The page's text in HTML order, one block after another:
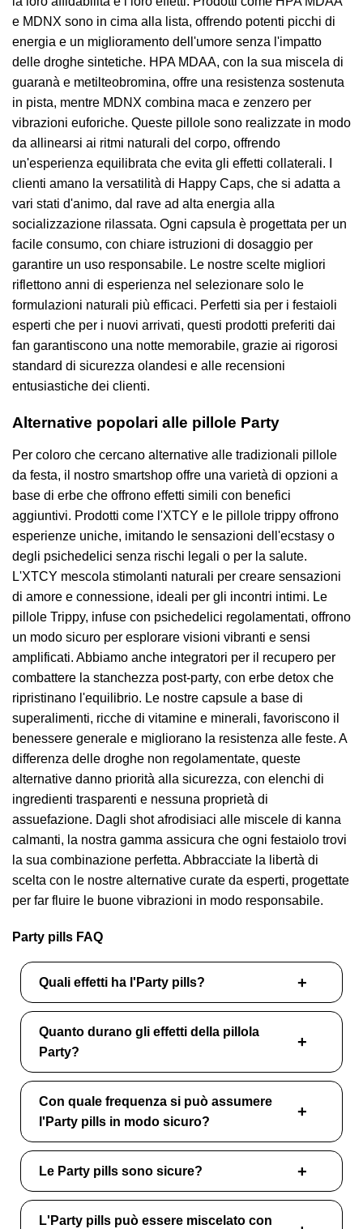
e MDNX sono in cima alla lista, offrendo potenti picchi di
energia e un miglioramento dell'umore senza l'impatto
delle droghe sintetiche. HPA MDAA, con la sua miscela di
guaranà e metilteobromina, offre una resistenza sostenuta
in pista, mentre MDNX combina maca e zenzero per
vibrazioni euforiche. Queste pillole sono realizzate in modo
da allinearsi ai ritmi naturali del corpo, offrendo
un'esperienza equilibrata che evita gli effetti collaterali. I
clienti amano la versatilità di Happy Caps, che si adatta a
vari stati d'animo, dal rave ad alta energia alla
socializzazione rilassata. Ogni capsula è progettata per un
facile consumo, con chiare istruzioni di dosaggio per
garantire un uso responsabile. Le nostre scelte migliori
riflettono anni di esperienza nel selezionare solo le
formulazioni naturali più efficaci. Perfetti sia per i festaioli
esperti che per i nuovi arrivati, questi prodotti preferiti dai
fan garantiscono una notte memorabile, grazie ai rigorosi
standard di sicurezza olandesi e alle recensioni
entusiastiche dei clienti.
Alternative popolari alle pillole Party
Per coloro che cercano alternative alle tradizionali pillole
da festa, il nostro smartshop offre una varietà di opzioni a
base di erbe che offrono effetti simili con benefici
aggiuntivi. Prodotti come l'XTCY e le pillole trippy offrono
esperienze uniche, imitando le sensazioni dell'ecstasy o
degli psichedelici senza rischi legali o per la salute.
L'XTCY mescola stimolanti naturali per creare sensazioni
di amore e connessione, ideali per gli incontri intimi. Le
pillole Trippy, infuse con psichedelici regolamentati, offrono
un modo sicuro per esplorare visioni vibranti e sensi
amplificati. Abbiamo anche integratori per il recupero per
combattere la stanchezza post-party, con erbe detox che
ripristinano l'equilibrio. Le nostre capsule a base di
superalimenti, ricche di vitamine e minerali, favoriscono il
benessere generale e migliorano la resistenza alle feste. A
differenza delle droghe non regolamentate, queste
alternative danno priorità alla sicurezza, con elenchi di
ingredienti trasparenti e nessuna proprietà di
assuefazione. Dagli shot afrodisiaci alle miscele di kanna
calmanti, la nostra gamma assicura che ogni festaiolo trovi
la sua combinazione perfetta. Abbracciate la libertà di
scelta con le nostre alternative curate da esperti, progettate
per far fluire le buone vibrazioni in modo responsabile.
Party pills FAQ
Quali effetti ha l'Party pills?
Quanto durano gli effetti della pillola
Party?
Con quale frequenza si può assumere
l'Party pills in modo sicuro?
Le Party pills sono sicure?
L'Party pills può essere miscelato con